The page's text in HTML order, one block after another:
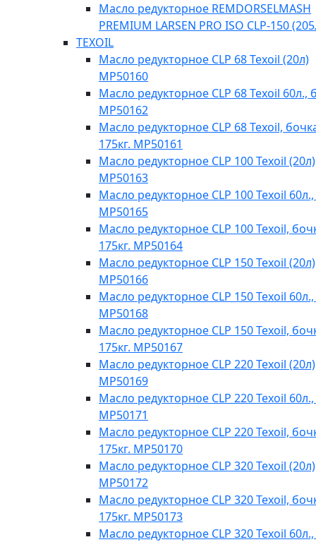
Масло редукторное REMDORSELMASH
PREMIUM LARSEN PRO ISO CLP-150
TEXOIL
Масло редукторное CLP 68 Texoil (20л)
MP50160
Масло редукторное CLP 68 Texoil 60л.,
MP50162
Масло редукторное CLP 68 Texoil,
175кг. MP50161
Масло редукторное CLP 100 Texoil (20л)
MP50163
Масло редукторное CLP 100 Texoil
MP50165
Масло редукторное CLP 100 Texoil,
175кг. MP50164
Масло редукторное CLP 150 Texoil (20л)
MP50166
Масло редукторное CLP 150 Texoil
MP50168
Масло редукторное CLP 150 Texoil,
175кг. MP50167
Масло редукторное CLP 220 Texoil (20л)
MP50169
Масло редукторное CLP 220 Texoil
MP50171
Масло редукторное CLP 220 Texoil,
175кг. MP50170
Масло редукторное CLP 320 Texoil (20л)
MP50172
Масло редукторное CLP 320 Texoil,
175кг. MP50173
Масло редукторное CLP 320 Texoil